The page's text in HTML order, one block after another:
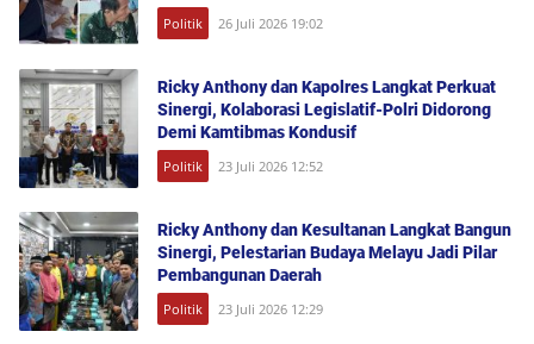
UHC
Politik 26 Juli 2026 19:02
Ricky Anthony dan Kapolres Langkat Perkuat
Sinergi, Kolaborasi Legislatif-Polri Didorong
Demi Kamtibmas Kondusif
Politik 23 Juli 2026 12:52
Ricky Anthony dan Kesultanan Langkat Bangun
Sinergi, Pelestarian Budaya Melayu Jadi Pilar
Pembangunan Daerah
Politik 23 Juli 2026 12:29